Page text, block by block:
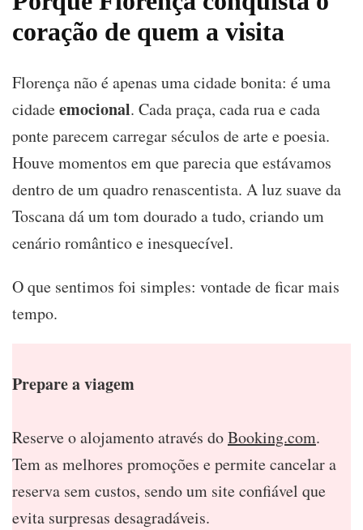
coração de quem a visita
Florença não é apenas uma cidade bonita: é uma
cidadeemocional. Cada praça, cada rua e cada
ponte parecem carregar séculos de arte e poesia.
Houve momentos em que parecia que estávamos
dentro de um quadro renascentista. A luz suave da
Toscana dá um tom dourado a tudo, criando um
cenário romântico e inesquecível.
O que sentimos foi simples: vontade de ficar mais
tempo.
Prepare a viagem
Reserve o alojamento através doBooking.com.
Tem as melhores promoções e permite cancelar a
reserva sem custos, sendo um site confiável que
evita surpresas desagradáveis.